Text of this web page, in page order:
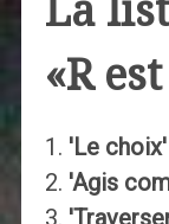
La
«R
'Le choix'
'Agis